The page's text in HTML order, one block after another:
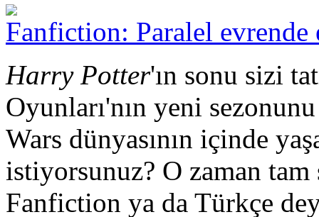
Fanfiction: Paralel evrende
Harry Potter'ın sonu sizi
Oyunları'nın yeni
Wars dünyasının içinde
istiyorsunuz? O zaman
Fanfiction ya da Türkçe